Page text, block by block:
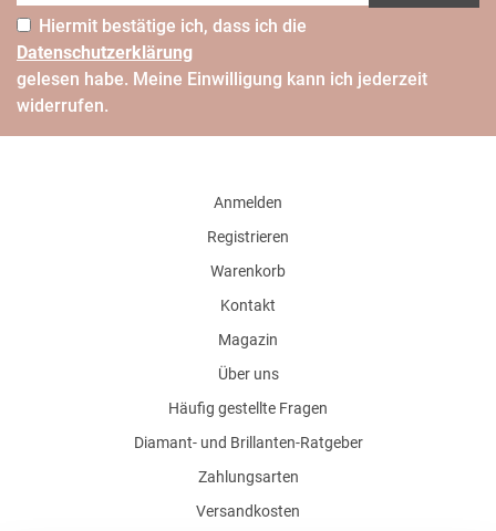
Hiermit bestätige ich, dass ich die
Daten­schutz­erklärung
gelesen habe. Meine Einwilligung kann ich jederzeit
widerrufen.
Anmelden
Registrieren
Warenkorb
Kontakt
Magazin
Über uns
Häufig gestellte Fragen
Diamant- und Brillanten-Ratgeber
Zahlungsarten
Versandkosten